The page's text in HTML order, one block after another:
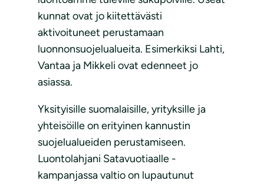
kunnat ovat jo kiitettävästi
aktivoituneet perustamaan
luonnonsuojelualueita. Esimerkiksi Lahti,
Vantaa ja Mikkeli ovat edenneet jo
asiassa.
Yksityisille suomalaisille, yrityksille ja
yhteisöille on erityinen kannustin
suojelualueiden perustamiseen.
Luontolahjani Satavuotiaalle -
kampanjassa valtio on lupautunut